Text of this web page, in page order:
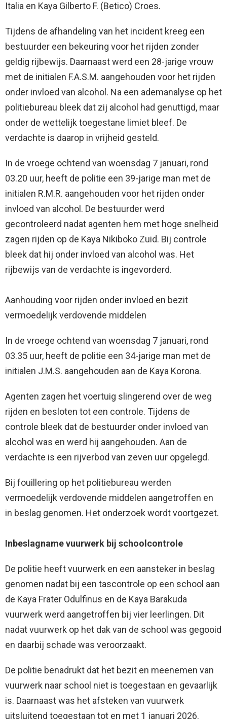
Italia en Kaya Gilberto F. (Betico) Croes.
Tijdens de afhandeling van het incident kreeg een
bestuurder een bekeuring voor het rijden zonder
geldig rijbewijs. Daarnaast werd een 28-jarige vrouw
met de initialen F.A.S.M. aangehouden voor het rijden
onder invloed van alcohol. Na een ademanalyse op het
politiebureau bleek dat zij alcohol had genuttigd, maar
onder de wettelijk toegestane limiet bleef. De
verdachte is daarop in vrijheid gesteld.
In de vroege ochtend van woensdag 7 januari, rond
03.20 uur, heeft de politie een 39-jarige man met de
initialen R.M.R. aangehouden voor het rijden onder
invloed van alcohol. De bestuurder werd
gecontroleerd nadat agenten hem met hoge snelheid
zagen rijden op de Kaya Nikiboko Zuid. Bij controle
bleek dat hij onder invloed van alcohol was. Het
rijbewijs van de verdachte is ingevorderd.
Aanhouding voor rijden onder invloed en bezit
vermoedelijk verdovende middelen
In de vroege ochtend van woensdag 7 januari, rond
03.35 uur, heeft de politie een 34-jarige man met de
initialen J.M.S. aangehouden aan de Kaya Korona.
Agenten zagen het voertuig slingerend over de weg
rijden en besloten tot een controle. Tijdens de
controle bleek dat de bestuurder onder invloed van
alcohol was en werd hij aangehouden. Aan de
verdachte is een rijverbod van zeven uur opgelegd.
Bij fouillering op het politiebureau werden
vermoedelijk verdovende middelen aangetroffen en
in beslag genomen. Het onderzoek wordt voortgezet.
Inbeslagname vuurwerk bij schoolcontrole
De politie heeft vuurwerk en een aansteker in beslag
genomen nadat bij een tascontrole op een school aan
de Kaya Frater Odulfinus en de Kaya Barakuda
vuurwerk werd aangetroffen bij vier leerlingen. Dit
nadat vuurwerk op het dak van de school was gegooid
en daarbij schade was veroorzaakt.
De politie benadrukt dat het bezit en meenemen van
vuurwerk naar school niet is toegestaan en gevaarlijk
is. Daarnaast was het afsteken van vuurwerk
uitsluitend toegestaan tot en met 1 januari 2026.